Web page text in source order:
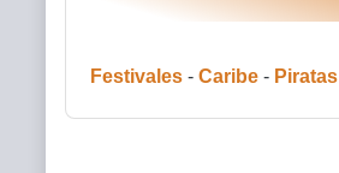
Festivales - Caribe - Piratas